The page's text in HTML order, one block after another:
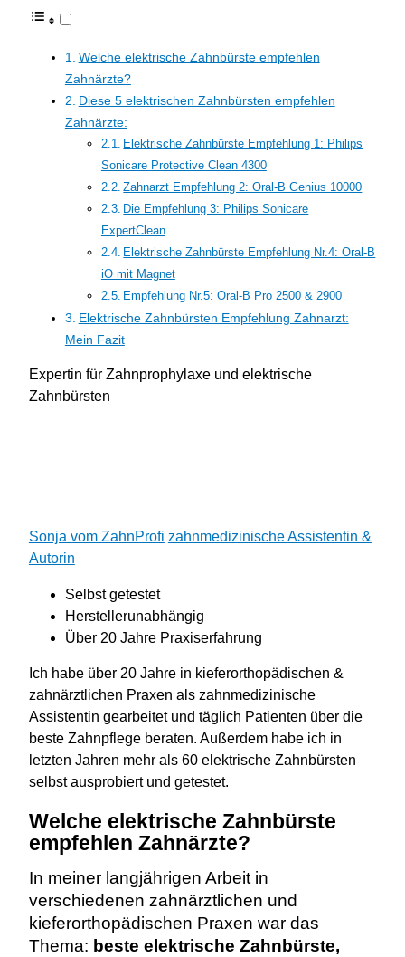
Welche elektrische Zahnbürste empfehlen
Zahnärzte?
Diese 5 elektrischen Zahnbürsten empfehlen
Zahnärzte:
Elektrische Zahnbürste Empfehlung 1: Philips
Sonicare Protective Clean 4300
Zahnarzt Empfehlung 2: Oral-B Genius 10000
Die Empfehlung 3: Philips Sonicare
ExpertClean
Elektrische Zahnbürste Empfehlung Nr.4: Oral-B
iO mit Magnet
Empfehlung Nr.5: Oral-B Pro 2500 & 2900
Elektrische Zahnbürsten Empfehlung Zahnarzt:
Mein Fazit
Expertin für Zahnprophylaxe und elektrische
Zahnbürsten
Sonja vom ZahnProfi zahnmedizinische Assistentin &
Autorin
Selbst getestet
Herstellerunabhängig
Über 20 Jahre Praxiserfahrung
Ich habe über 20 Jahre in kieferorthopädischen &
zahnärztlichen Praxen als zahnmedizinische
Assistentin gearbeitet und täglich Patienten über die
beste Zahnpflege beraten. Außerdem habe ich in
letzten Jahren mehr als 60 elektrische Zahnbürsten
selbst ausprobiert und getestet.
Welche elektrische Zahnbürste
empfehlen Zahnärzte?
In meiner langjährigen Arbeit in
verschiedenen zahnärztlichen und
kieferorthopädischen Praxen war das
Thema: beste elektrische Zahnbürste,